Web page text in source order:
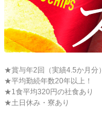
★賞与年2回（実績4.5か月分）
★平均勤続年数20年以上！
★1食平均320円の社食あり
★土日休み・寮あり